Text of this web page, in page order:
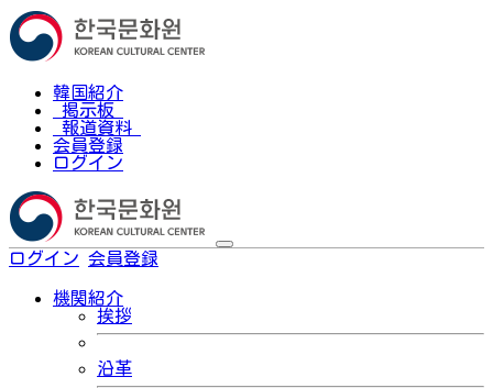
韓国紹介
掲示板
報道資料
会員登録
ログイン
ログイン 会員登録
機関紹介
挨拶
沿革